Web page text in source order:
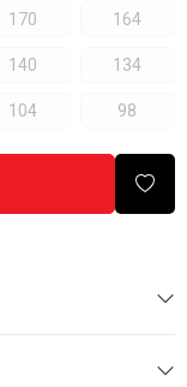
170 164
140 134
104 98